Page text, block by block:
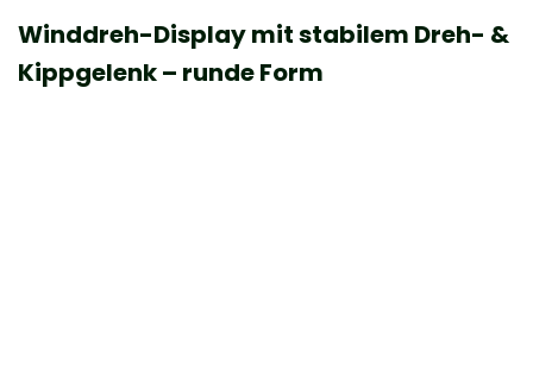
Winddreh-Display mit stabilem Dreh- &
Kippgelenk – runde Form